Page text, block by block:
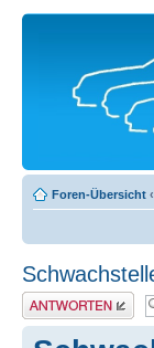
Foren-Übersicht ‹
Antwort erstellen